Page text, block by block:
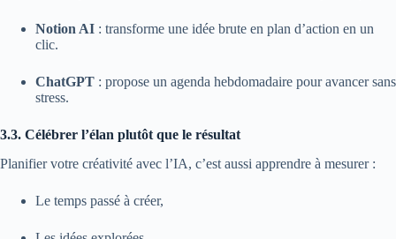
Notion AI : transforme une idée brute en plan d’action en un
clic.
ChatGPT : propose un agenda hebdomadaire pour avancer sans
stress.
3.3. Célébrer l’élan plutôt que le résultat
Planifier votre créativité avec l’IA, c’est aussi apprendre à mesurer :
Le temps passé à créer,